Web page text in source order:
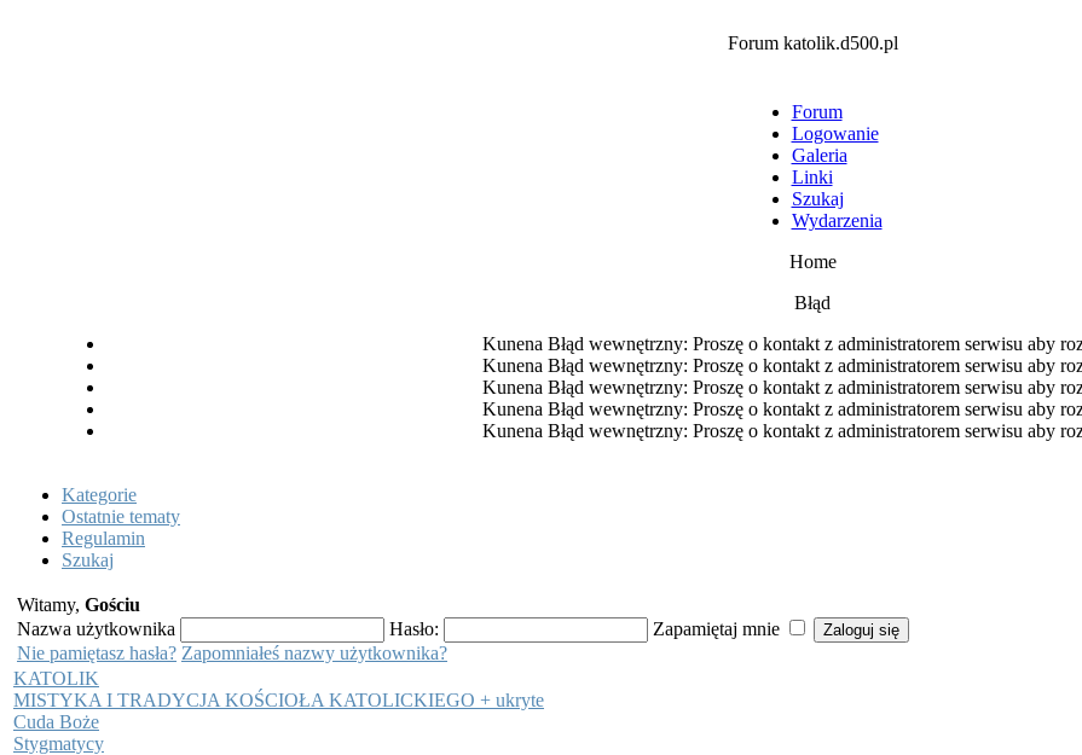
Forum katolik.d500.pl
Forum
Logowanie
Galeria
Linki
Szukaj
Wydarzenia
Home
Błąd
Kunena Błąd wewnętrzny: Proszę o kontakt z administratorem serwisu aby
Kunena Błąd wewnętrzny: Proszę o kontakt z administratorem serwisu aby
Kunena Błąd wewnętrzny: Proszę o kontakt z administratorem serwisu aby
Kunena Błąd wewnętrzny: Proszę o kontakt z administratorem serwisu aby
Kunena Błąd wewnętrzny: Proszę o kontakt z administratorem serwisu aby
Kategorie
Ostatnie tematy
Regulamin
Szukaj
Witamy, Gościu
Nazwa użytkownika
Hasło:
Zapamiętaj mnie
Nie pamiętasz hasła? Zapomniałeś nazwy użytkownika?
KATOLIK
MISTYKA I TRADYCJA KOŚCIOŁA KATOLICKIEGO + ukryte
Cuda Boże
Stygmatycy